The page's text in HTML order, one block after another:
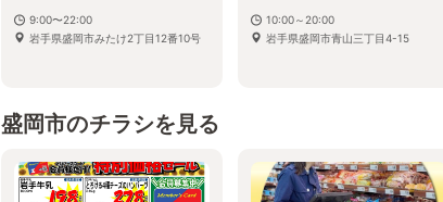
9:00〜22:00
岩手県盛岡市みたけ2丁目12番10号
10:00～20:00
岩手県盛岡市青山三丁目4-15
盛岡市のチラシを見る